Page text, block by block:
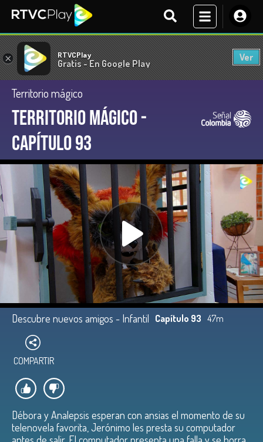
× RTVCPlay
Gratis - En Google Play
Ver
Territorio mágico
Territorio Mágico -
Capítulo 93
Descubre nuevos amigos - Infantil Capítulo 93 47m
COMPARTIR
Débora y Analepsis esperan con ansias el momento de su
telenovela favorita, Jerónimo les presta su computador